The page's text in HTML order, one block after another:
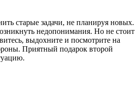
старые задачи, не планируя новых.
недопонимания. Но не стоит
выдохните и посмотрите на
Приятный подарок второй